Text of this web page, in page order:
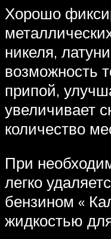
Хорошо
никеля,
возможность
припой,
увеличивает
количество
При
легко
бензином «
жидкостью